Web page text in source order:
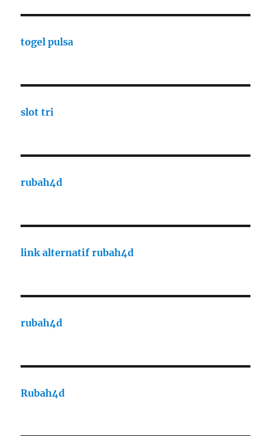
togel pulsa
slot tri
rubah4d
link alternatif rubah4d
rubah4d
Rubah4d